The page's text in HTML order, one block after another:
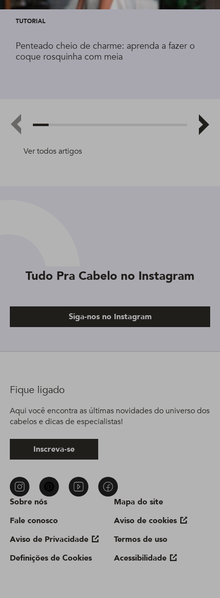
Ver todos artigos
TUTORIAL
Penteado cheio de charme: aprenda a fazer o
coque rosquinha com meia
Tudo Pra Cabelo no Instagram
Siga-nos no Instagram
Sobre nós
Fale conosco
Aviso de Privacidade
Definições de Cookies
Mapa do site
Aviso de cookies
Termos de uso
Acessibilidade
Fique ligado
Aqui você encontra as últimas novidades do universo dos
cabelos e dicas de especialistas!
Inscreva-se